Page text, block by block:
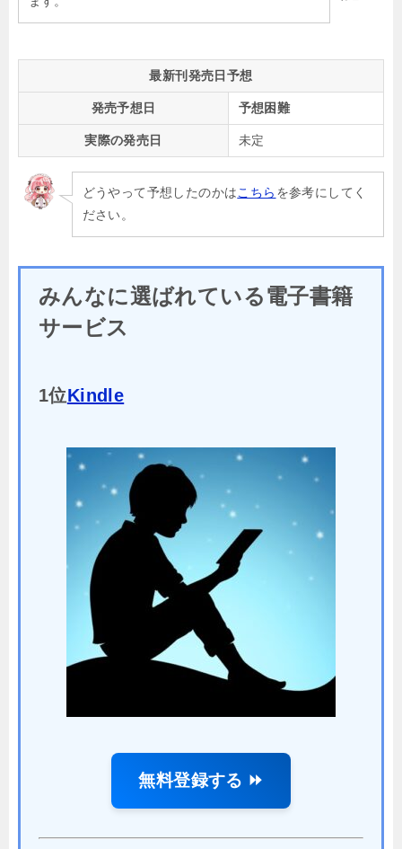
最新刊発売日予想
発売予想日 予想困難
実際の発売日 未定
どうやって予想したのかはこちら を参考にしてく
ださい。
みんなに選ばれている電子書籍
サービス
1位Kindle
無料登録する ⏩